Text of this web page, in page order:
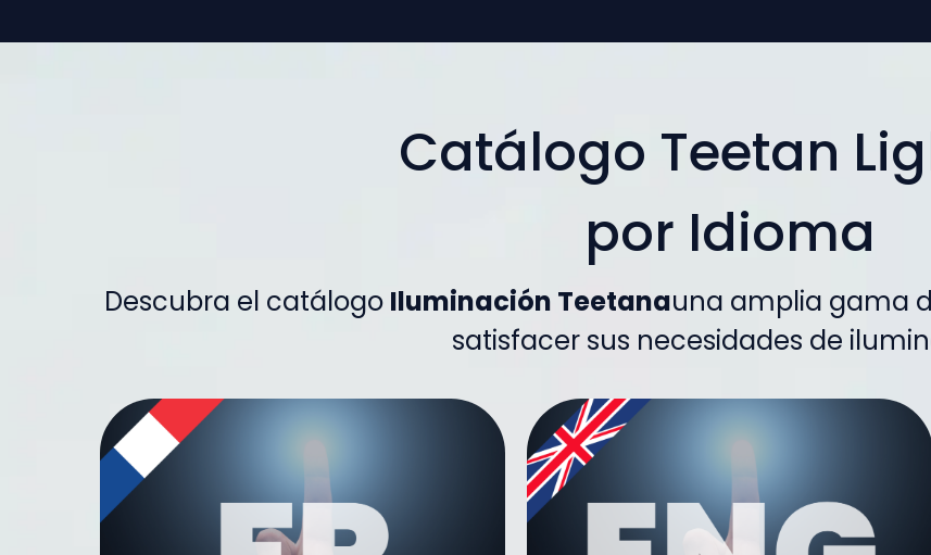
Catálogo Teetan
por Idioma
Descubra el catálogo Iluminación Teetanauna amplia gama
satisfacer sus necesidades de